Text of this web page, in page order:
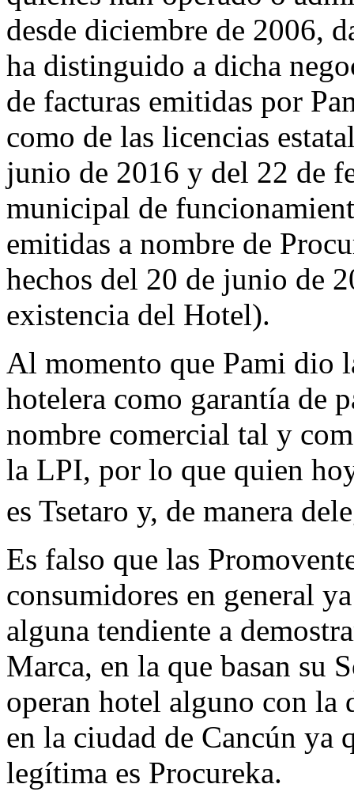
desde diciembre de 2006,
ha distinguido a dicha
de facturas emitidas por
como de las licencias
junio de 2016 y del 22 de
municipal de
emitidas a nombre de
hechos del 20 de junio de
existencia del Hotel).
Al momento que Pami dio
hotelera como garantía de
nombre comercial tal y
la LPI, por lo que quien
es Tsetaro y, de manera
Es falso que las
consumidores en general
alguna tendiente a
Marca, en la que basan
operan hotel alguno con la
en la ciudad de Cancún ya
legítima es Procureka.